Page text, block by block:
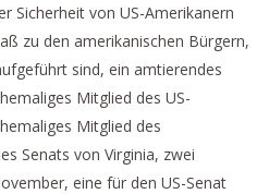
Sicherheit von US-Amerikanern
zu den amerikanischen Bürgern,
sind, ein amtierendes
Mitglied des US-
Mitglied des
Senats von Virginia, zwei
eine für den US-Senat